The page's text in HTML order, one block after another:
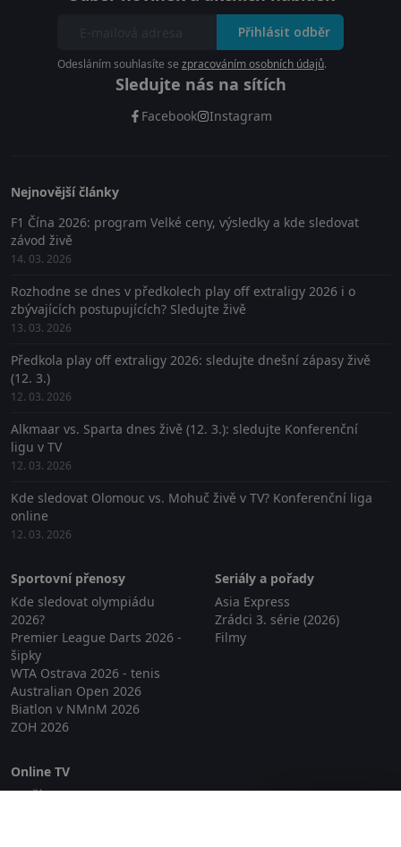
Přihlásit odběr
Odesláním souhlasíte se zpracováním osobních údajů.
Sledujte nás na sítích
Facebook Instagram
Nejnovější články
F1 Čína 2026: program Velké ceny, výsledky a kde sledovat
závod živě
14. 03. 2026
Rozhodne se dnes v předkolech play off extraligy 2026 i o
zbývajících postupujících? Sledujte živě
13. 03. 2026
Předkola play off extraligy 2026: sledujte dnešní zápasy živě
(12. 3.)
12. 03. 2026
Alkmaar vs. Sparta dnes živě (12. 3.): sledujte Konferenční
ligu v TV
12. 03. 2026
Kde sledovat Olomouc vs. Mohuč živě v TV? Konferenční liga
online
12. 03. 2026
Sportovní přenosy
Kde sledovat olympiádu
2026?
Premier League Darts 2026 -
šipky
WTA Ostrava 2026 - tenis
Australian Open 2026
Biatlon v NMnM 2026
ZOH 2026
Seriály a pořady
Asia Express
Zrádci 3. série (2026)
Filmy
Online TV
Lepší.TV